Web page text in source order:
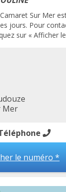
Sur Mer
jours. Pour
sur « Afficher
Mer
le numéro *